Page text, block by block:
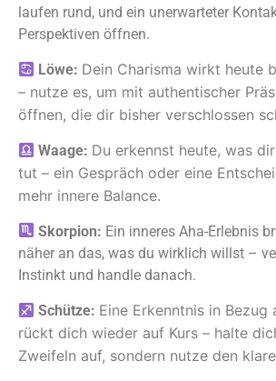
laufen rund, und ein unerwarteter
Perspektiven öffnen.
Löwe: Dein Charisma wirkt heute
– nutze es, um mit authentischer
öffnen, die dir bisher verschlossen
Waage: Du erkennst heute, was
tut – ein Gespräch oder eine
mehr innere Balance.
Skorpion: Ein inneres Aha-Erlebnis
näher an das, was du wirklich willst –
Instinkt und handle danach.
Schütze: Eine Erkenntnis in Bezug
rückt dich wieder auf Kurs – halte
Zweifeln auf, sondern nutze den